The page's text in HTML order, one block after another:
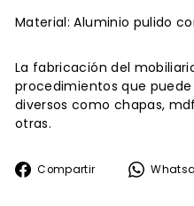
Material: Aluminio pulido
La fabricación del
procedimientos que
diversos como chapas,
otras.
Compartir
Compartir